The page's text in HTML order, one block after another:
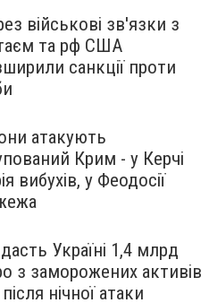
військові зв'язки з
та рф США
санкції проти
атакують
Крим - у Керчі
вибухів, у Феодосії
Україні 1,4 млрд
з заморожених активів
нічної атаки